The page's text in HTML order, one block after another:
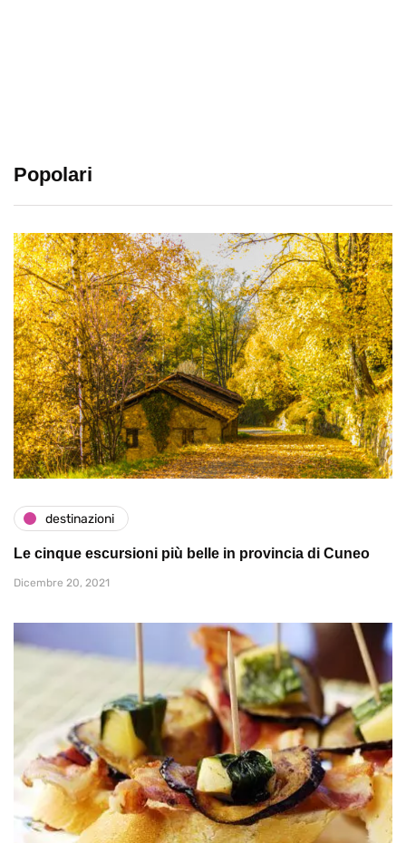
Popolari
destinazioni
Le cinque escursioni più belle in provincia di Cuneo
Dicembre 20, 2021